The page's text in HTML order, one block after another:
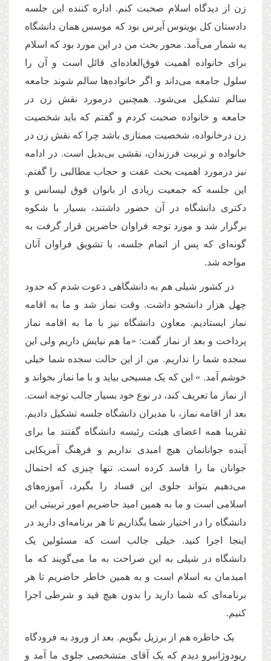
زن از دیدگاه اسلام صحبت کنم. اداره کننده این جلسه
دادستان کل بوینوس آیرس بود که موسس همان دانشگاه
به شمار می‌آمد. محور بحث من در این مورد بود که اسلام
برای خانواده اهمیت فوق‌العاده‌ای قائل است و آن را
سلول جامعه می‌داند و اگر خانواده‌ها سالم شوند جامعه
سالم تشکیل می‌شود. همچنین درمورد نقش زن در
جامعه و خانواده صحبت کردم و گفتم که باید شخصیت
زن درخانواده، شخصیت ممتازی باشد چرا که نقش زن در
خانواده و تربیت فرزندان، نقشی بی‌بدیل است. در ادامه
نیز درمورد اهمیت بحث عفت و حجاب مطالبی را گفتم.
این جلسه که جمعیت زیادی از بانوان فوق لیسانس و
دکتری دانشگاه در آن حضور داشتند، بسیار با شکوه
برگزار شد و مورد توجه فراوان حاضرین قرار گرفت به
گونه‌ای که پس از اتمام جلسه، با تشویق فراوان آنان
مواجه شد.
در کشور شیلی هم به دانشگاهی دعوت شدم که حدود
چهل هزار دانشجو داشت. وقت نماز شد و ما به اقامه
نماز ایستادیم. معاون دانشگاه نیز با ما به اقامه نماز
پرداخت و بعد از نماز گفت: «ما هم نیایش داریم ولی این
سجده شما را نداریم. من از این حالت سجده شما خیلی
خوشم آمد. » این که یک مسیحی بیاید و با ما نماز بخواند و
از نماز ما تعریف کند، در نوع خود بسیار جالب توجه است.
بعد از اقامه نماز، با مدیران دانشگاه جلسه تشکیل دادیم.
تقریبا همه اعضای هیئت رئیسه دانشگاه گفتند ما برای
آینده جوانانمان هیچ امیدی نداریم و فرهنگ آمریکایی
جوانان ما را فاسد کرده است. تنها چیزی که احتمال
می‌دهیم بتواند جلوی این فساد را بگیرد، آموزه‌های
اسلامی است و ما به همین امید حاضریم امور تربیتی این
دانشگاه را در اختیار شما بگذاریم تا هر برنامه‌ای دارید در
اینجا اجرا کنید. خیلی جالب است که مسئولین یک
دانشگاه در شیلی به این صراحت به ما می‌گویند که ما
امیدمان به اسلام است و به همین خاطر حاضریم تا هر
برنامه‌ای که شما دارید را بدون هیچ قید و شرطی اجرا
کنیم.
یک خاطره هم از برزیل بگویم. بعد از ورود به فرودگاه
ریودوژانیرو دیدم که یک آقای متشخصی جلوی ما آمد و